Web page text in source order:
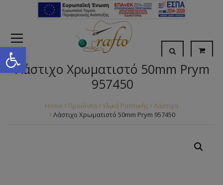
Open toolbar
Λάστιχο Χρωματιστό 50mm Prym
957450
Home Προϊόντα Υλικά Ραπτικής
Λάστιχα
Λάστιχο Χρωματιστό 50mm Prym 957450